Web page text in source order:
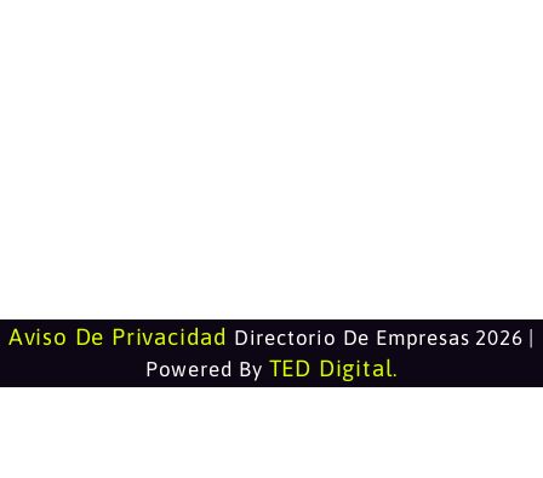
Aviso De Privacidad Directorio De Empresas 2026 |
Powered By TED Digital.